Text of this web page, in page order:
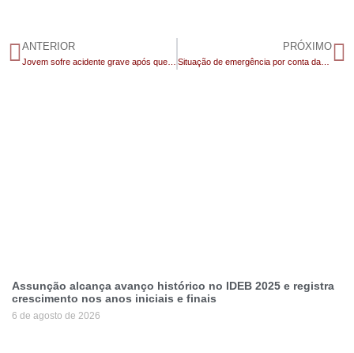
ANTERIOR PRÓXIMO
Assunção alcança avanço histórico no IDEB 2025 e registra
crescimento nos anos iniciais e finais
6 de agosto de 2026